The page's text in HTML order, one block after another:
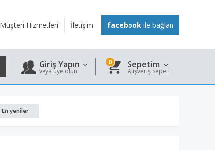
Müşteri Hizmetleri İletişim facebook ile bağlan
Giriş Yapın
veya üye olun
0 Sepetim
Alışveriş Sepeti
En yeniler